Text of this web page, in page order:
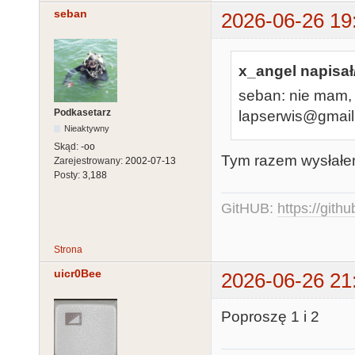
seban 2026-06-26
Podkasetarz
Nieaktywny
Skąd: -oo
Zarejestrowany: 2002-07-13
Posty: 3,188
x_angel
seban: nie
Tym razem
GitHUB: https://
Strona
uicr0Bee 2026-06-26
Poproszę 1 i 2